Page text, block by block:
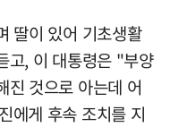
딸이 있어 기초생활
고, 이 대통령은 "부양
진 것으로 아는데 어
에게 후속 조치를 지